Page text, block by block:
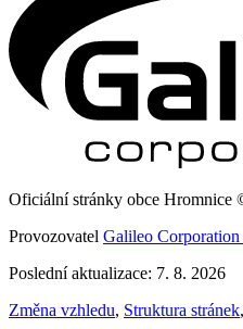
Oficiální stránky obce Hromnice
Provozovatel Galileo Corporation
Poslední aktualizace: 7. 8. 2026
Změna vzhledu, Struktura stránek,